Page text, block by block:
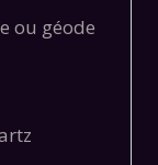
ou géode